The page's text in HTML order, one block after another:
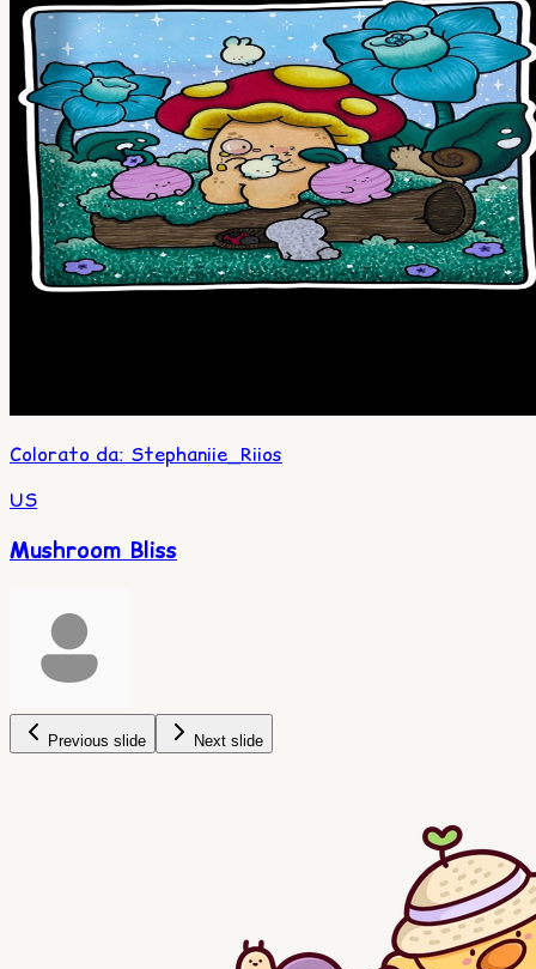
Colorato da: Stephaniie_Riios
US
Mushroom Bliss
Previous slide Next slide